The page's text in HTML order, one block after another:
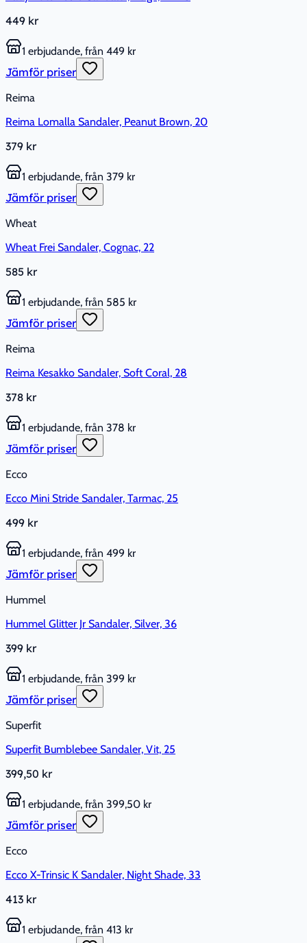
449 kr
1 erbjudande, från 449 kr
Jämför priser
Reima
Reima Lomalla Sandaler, Peanut Brown, 20
379 kr
1 erbjudande, från 379 kr
Jämför priser
Wheat
Wheat Frei Sandaler, Cognac, 22
585 kr
1 erbjudande, från 585 kr
Jämför priser
Reima
Reima Kesakko Sandaler, Soft Coral, 28
378 kr
1 erbjudande, från 378 kr
Jämför priser
Ecco
Ecco Mini Stride Sandaler, Tarmac, 25
499 kr
1 erbjudande, från 499 kr
Jämför priser
Hummel
Hummel Glitter Jr Sandaler, Silver, 36
399 kr
1 erbjudande, från 399 kr
Jämför priser
Superfit
Superfit Bumblebee Sandaler, Vit, 25
399,50 kr
1 erbjudande, från 399,50 kr
Jämför priser
Ecco
Ecco X-Trinsic K Sandaler, Night Shade, 33
413 kr
1 erbjudande, från 413 kr